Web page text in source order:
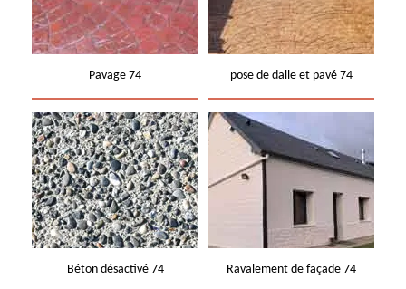
Pavage 74 pose de dalle et pavé 74
Béton désactivé 74 Ravalement de façade 74